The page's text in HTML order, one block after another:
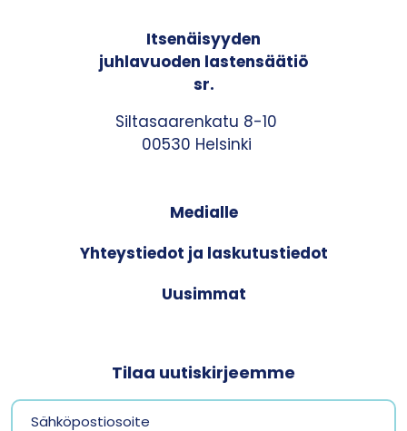
Itsenäisyyden
juhlavuoden lastensäätiö
sr.
Siltasaarenkatu 8-10
00530 Helsinki
Medialle
Yhteystiedot ja laskutustiedot
Uusimmat
Tilaa uutiskirjeemme